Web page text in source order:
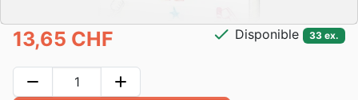
13,65 CHF check Disponible 33 ex.
remove add